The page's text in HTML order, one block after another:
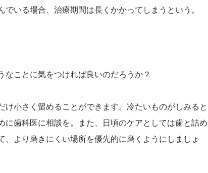
いる場合、治療期間は長くかかってしまうという。
ことに気をつければ良いのだろうか？
け小さく留めることができます。冷たいものがしみると
歯科医に相談を。また、日頃のケアとしては歯と詰め
より磨きにくい場所を優先的に磨くようにしましょ